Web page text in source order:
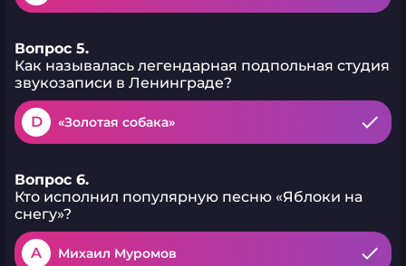
Вопрос 5.
Как называлась легендарная подпольная студия
звукозаписи в Ленинграде?
D «Золотая собака»
Вопрос 6.
Кто исполнил популярную песню «Яблоки на
снегу»?
A Михаил Муромов